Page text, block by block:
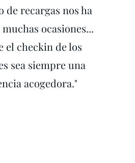
de recargas nos ha
ocasiones...
el checkin de los
sea siempre una
acogedora."